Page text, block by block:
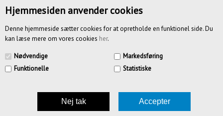
Hjemmesiden anvender cookies
Denne hjemmeside sætter cookies for at opretholde en funktionel side. Du
kan læse mere om vores cookies her.
Nødvendige
Markedsføring
Funktionelle
Statistiske
OM OS
BETINGELSER
CREATIV.DK APS | Vandmestervej 20 | 2630 Tåstrup | CVR